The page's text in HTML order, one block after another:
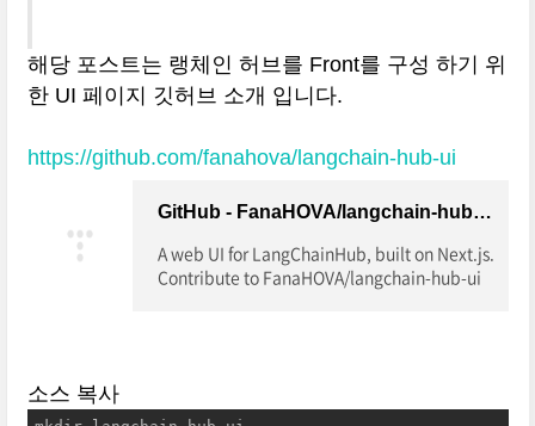
해당 포스트는 랭체인 허브를 Front를 구성 하기 위
한 UI 페이지 깃허브 소개 입니다.
https://github.com/fanahova/langchain-hub-ui
GitHub - FanaHOVA/langchain-hub-ui: A web UI for LangChainHub, built on Next.js
A web UI for LangChainHub, built on Next.js.
Contribute to FanaHOVA/langchain-hub-ui
소스 복사